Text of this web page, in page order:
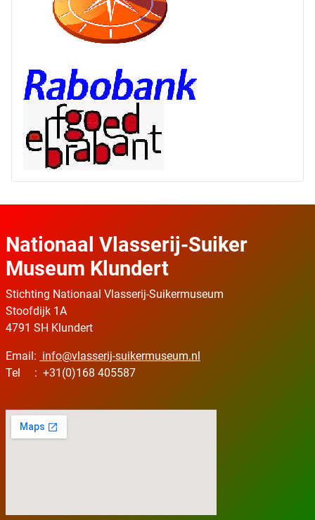
Nationaal Vlasserij-Suiker
Museum Klundert
Stichting Nationaal Vlasserij-Suikermuseum
Stoofdijk 1A
4791 SH Klundert
Email: info@vlasserij-suikermuseum.nl
Tel : +31(0)168 405587